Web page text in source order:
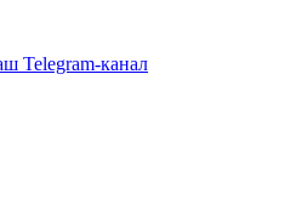
Telegram-канал